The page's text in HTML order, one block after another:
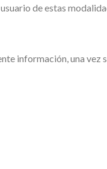
de estas
información, una vez